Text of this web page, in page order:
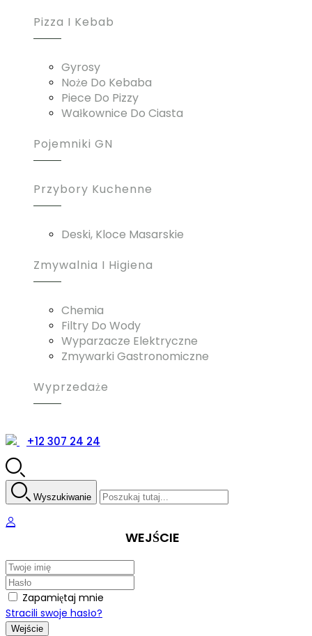
Pizza I Kebab
Gyrosy
Noże Do Kebaba
Piece Do Pizzy
Wałkownice Do Ciasta
Pojemniki GN
Przybory Kuchenne
Deski, Kloce Masarskie
Zmywalnia I Higiena
Chemia
Filtry Do Wody
Wyparzacze Elektryczne
Zmywarki Gastronomiczne
Wyprzedaże
+12 307 24 24
Wyszukiwanie
WEJŚCIE
Zapamiętaj mnie
Stracili swoje hasło?